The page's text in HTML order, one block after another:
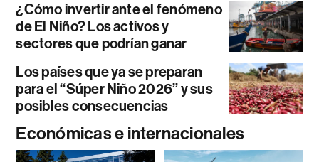
¿Cómo invertir ante el fenómeno
de El Niño? Los activos y
sectores que podrían ganar
Los países que ya se preparan
para el “Súper Niño 2026” y sus
posibles consecuencias
Económicas e internacionales